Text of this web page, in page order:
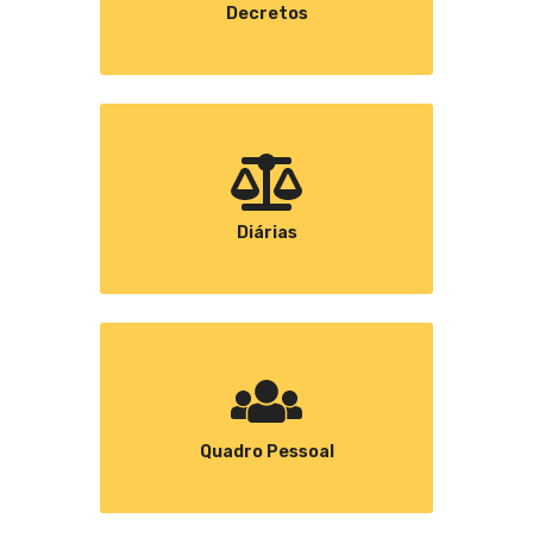
Decretos
Diárias
Quadro Pessoal